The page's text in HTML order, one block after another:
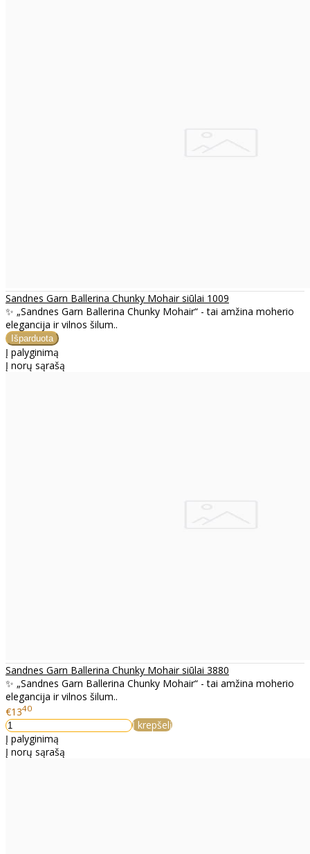
Sandnes Garn Ballerina Chunky Mohair siūlai 1009
✨ „Sandnes Garn Ballerina Chunky Mohair“ - tai amžina moherio
elegancija ir vilnos šilum..
Į palyginimą
Į norų sąrašą
Sandnes Garn Ballerina Chunky Mohair siūlai 3880
✨ „Sandnes Garn Ballerina Chunky Mohair“ - tai amžina moherio
elegancija ir vilnos šilum..
€1340
Į krepšelį
Į palyginimą
Į norų sąrašą